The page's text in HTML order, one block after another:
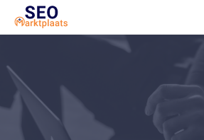
SEO tools reviews
Marketeer bij jou in de
Offerte
1. Seo voor